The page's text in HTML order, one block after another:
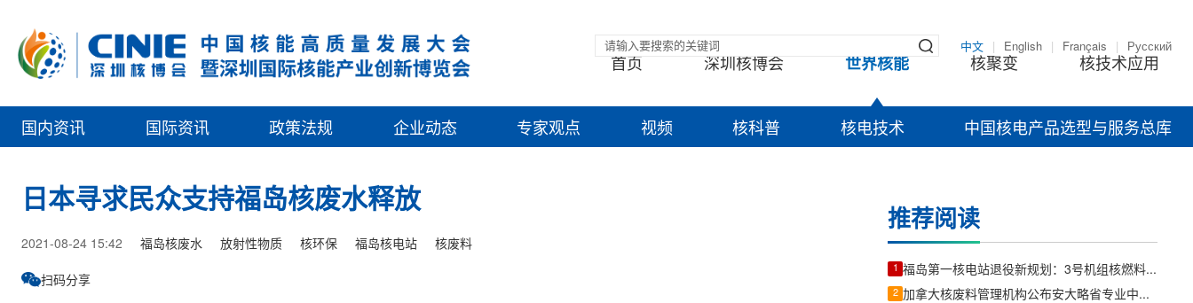
中文 English Français Русский
首页 深圳核博会 世界核能 核聚变 核技术应用
国内资讯 国际资讯 政策法规 企业动态 专家观点 视频 核科普 核电技术 中国核电产品选型与服务总库
日本寻求民众支持福岛核废水释放
2021-08-24 15:42 福岛核废水 放射性物质 核环保 福岛核电站 核废料
扫码分享
推荐阅读
1 福岛第一核电站退役新规划：3号机组核燃料碎片取出前将优先内部调查
2 加拿大核废料管理机构公布安大略省专业中心最终设计